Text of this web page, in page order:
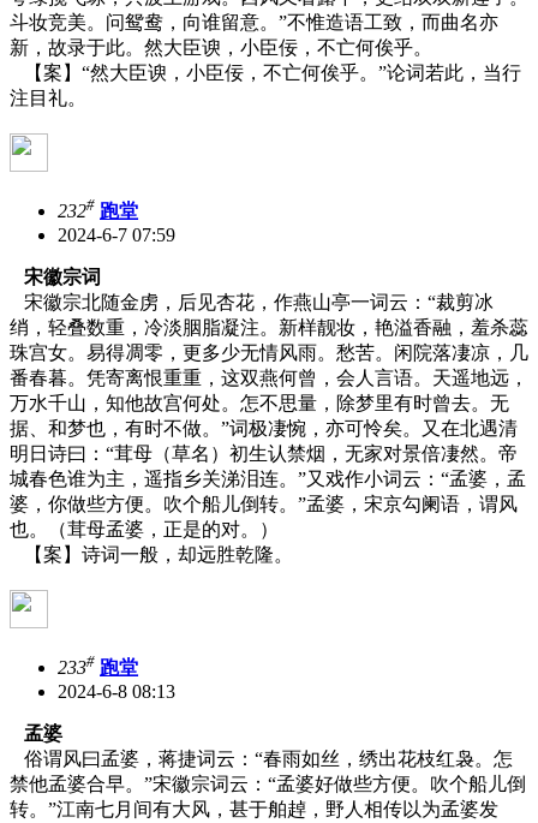
斗妆竞美。问鸳鸯，向谁留意。”不惟造语工致，而曲名亦
新，故录于此。然大臣谀，小臣佞，不亡何俟乎。
【案】“然大臣谀，小臣佞，不亡何俟乎。”论词若此，当行
注目礼。
232# 跑堂
2024-6-7 07:59
宋徽宗词
宋徽宗北随金虏，后见杏花，作燕山亭一词云：“裁剪冰
绡，轻叠数重，冷淡胭脂凝注。新样靓妆，艳溢香融，羞杀蕊
珠宫女。易得凋零，更多少无情风雨。愁苦。闲院落凄凉，几
番春暮。凭寄离恨重重，这双燕何曾，会人言语。天遥地远，
万水千山，知他故宫何处。怎不思量，除梦里有时曾去。无
据、和梦也，有时不做。”词极凄惋，亦可怜矣。又在北遇清
明日诗曰：“茸母（草名）初生认禁烟，无家对景倍凄然。帝
城春色谁为主，遥指乡关涕泪连。”又戏作小词云：“孟婆，孟
婆，你做些方便。吹个船儿倒转。”孟婆，宋京勾阑语，谓风
也。（茸母孟婆，正是的对。）
【案】诗词一般，却远胜乾隆。
233# 跑堂
2024-6-8 08:13
孟婆
俗谓风曰孟婆，蒋捷词云：“春雨如丝，绣出花枝红袅。怎
禁他孟婆合早。”宋徽宗词云：“孟婆好做些方便。吹个船儿倒
转。”江南七月间有大风，甚于舶趠，野人相传以为孟婆发